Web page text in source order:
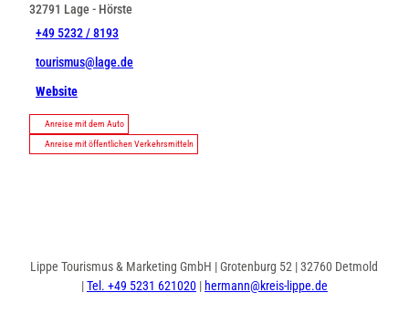
32791 Lage- Hörste
+49 5232 / 8193
tourismus@lage.de
Website
Anreise mit dem Auto
Anreise mit öffentlichen Verkehrsmitteln
Lippe Tourismus & Marketing GmbH | Grotenburg 52 | 32760 Detmold
|Tel. +49 5231 621020|hermann@kreis-lippe.de